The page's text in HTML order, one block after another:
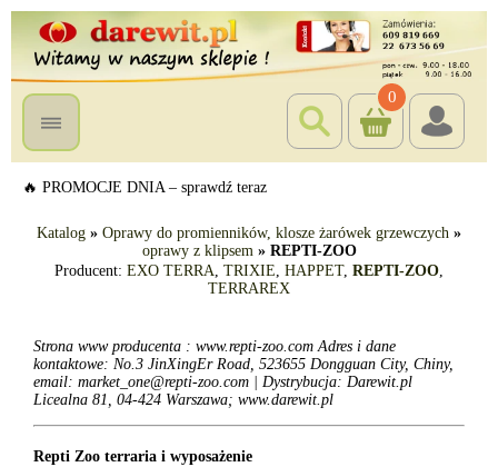
0
🔥 PROMOCJE DNIA – sprawdź teraz
Katalog » Oprawy do promienników, klosze żarówek grzewczych »
oprawy z klipsem » REPTI-ZOO
Producent: EXO TERRA, TRIXIE, HAPPET, REPTI-ZOO,
TERRAREX
Strona www producenta : www.repti-zoo.com Adres i dane
kontaktowe: No.3 JinXingEr Road, 523655 Dongguan City, Chiny,
email: market_one@repti-zoo.com | Dystrybucja: Darewit.pl
Licealna 81, 04-424 Warszawa; www.darewit.pl
Repti Zoo terraria i wyposażenie